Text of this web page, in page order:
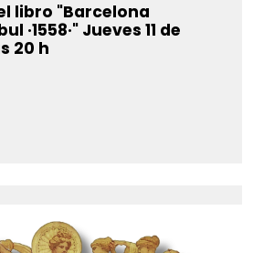
libro "Barcelona
·1558·" Jueves 11 de
20 h